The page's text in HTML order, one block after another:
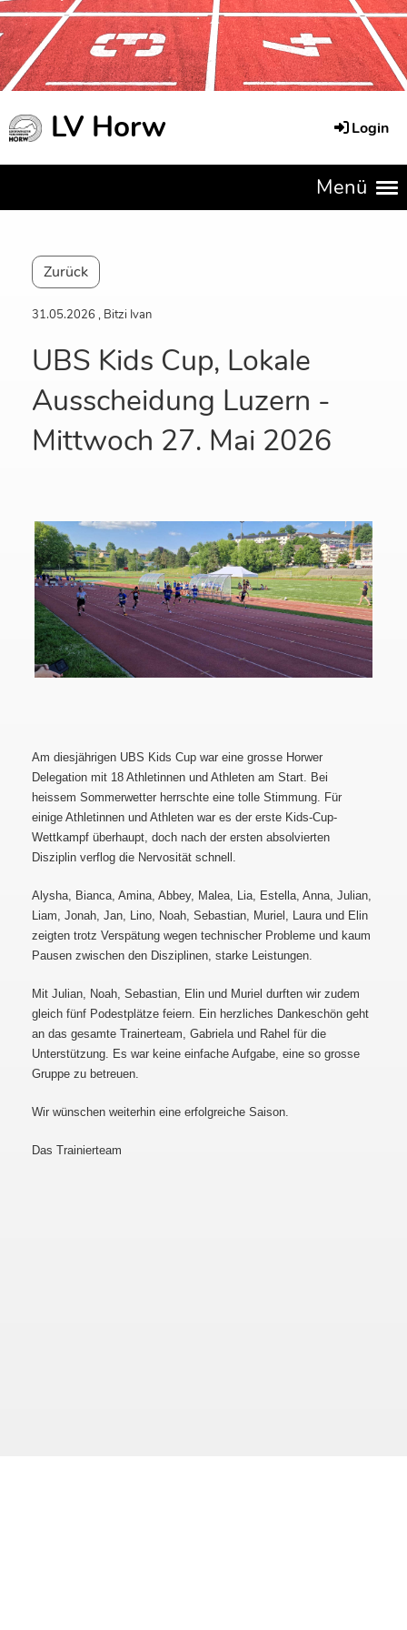
LV Horw Login
Menü
Zurück
31.05.2026 , Bitzi Ivan
UBS Kids Cup, Lokale
Ausscheidung Luzern -
Mittwoch 27. Mai 2026
Am diesjährigen UBS Kids Cup war eine grosse Horwer
Delegation mit 18 Athletinnen und Athleten am Start. Bei
heissem Sommerwetter herrschte eine tolle Stimmung. Für
einige Athletinnen und Athleten war es der erste Kids-Cup-
Wettkampf überhaupt, doch nach der ersten absolvierten
Disziplin verflog die Nervosität schnell.
Alysha, Bianca, Amina, Abbey, Malea, Lia, Estella, Anna, Julian,
Liam, Jonah, Jan, Lino, Noah, Sebastian, Muriel, Laura und Elin
zeigten trotz Verspätung wegen technischer Probleme und kaum
Pausen zwischen den Disziplinen, starke Leistungen.
Mit Julian, Noah, Sebastian, Elin und Muriel durften wir zudem
gleich fünf Podestplätze feiern. Ein herzliches Dankeschön geht
an das gesamte Trainerteam, Gabriela und Rahel für die
Unterstützung. Es war keine einfache Aufgabe, eine so grosse
Gruppe zu betreuen.
Wir wünschen weiterhin eine erfolgreiche Saison.
Das Trainierteam